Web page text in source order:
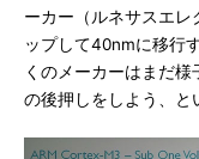
ーカー（ルネサスエレ
ップして40nmに移行
くのメーカーはまだ
の後押しをしよう、と